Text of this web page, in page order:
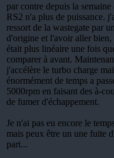
par contre depuis la semaine
RS2 n'a plus de puissance.
ressort de la wastegate par
d'origine et l'avoir aller bien,
était plus linéaire une fois
comparer à avant.
j'accélère le turbo charge
énormément de temps a
5000rpm en faisant des à-
de fumer d'échappement.
Je n'ai pas eu encore le
mais peux être un une fuite
part...